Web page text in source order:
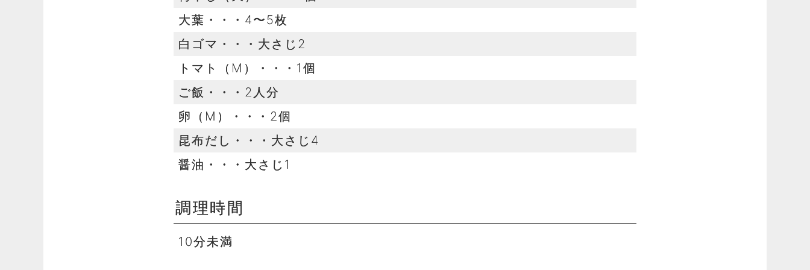
大葉・・・4〜5枚
白ゴマ・・・大さじ2
トマト（M）・・・1個
ご飯・・・2人分
卵（M）・・・2個
昆布だし・・・大さじ4
醤油・・・大さじ1
調理時間
10分未満